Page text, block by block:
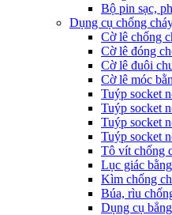
Bộ pin sạc,
Dụng cụ chống
Cờ lê chống
Cờ lê đóng
Cờ lê đuôi
Cờ lê móc
Tuýp socket
Tuýp socket
Tuýp socket
Tuýp socket
Tô vít chống
Lục giác
Kìm chống
Búa, rìu
Dụng cụ